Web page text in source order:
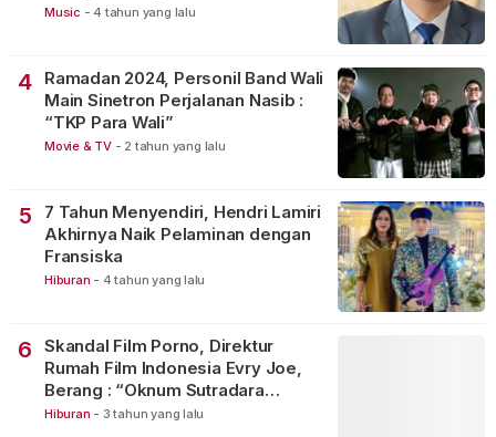
Music - 4 tahun yang lalu
4
Ramadan 2024, Personil Band Wali
Main Sinetron Perjalanan Nasib :
“TKP Para Wali”
Movie & TV - 2 tahun yang lalu
5
7 Tahun Menyendiri, Hendri Lamiri
Akhirnya Naik Pelaminan dengan
Fransiska
Hiburan - 4 tahun yang lalu
6
Skandal Film Porno, Direktur
Rumah Film Indonesia Evry Joe,
Berang : “Oknum Sutradara
Merusak Perfilman Indonesia”!
Hiburan - 3 tahun yang lalu